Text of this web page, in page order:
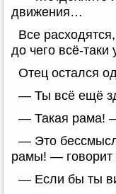
движения…
Все
до чего всё-
Отец остался
— Ты всё ещё
— Такая рама!
— Это
рамы! — говорит
— Если бы ты